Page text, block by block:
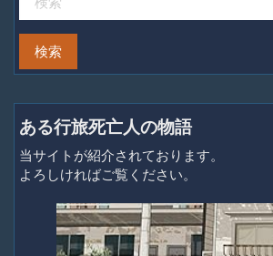
ある行旅死亡人の物語
当サイトが紹介されております。
よろしければご覧ください。